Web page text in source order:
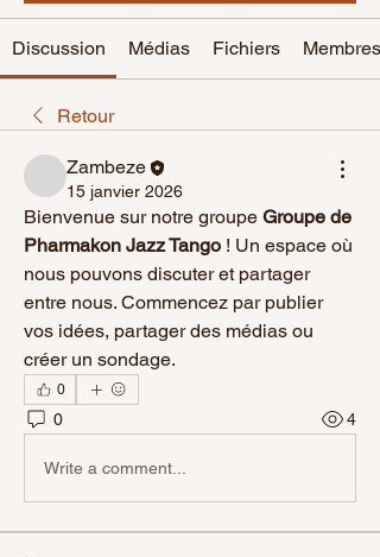
Discussion Médias Fichiers Membres
Retour
Zambeze
15 janvier 2026
Bienvenue sur notre groupe Groupe de
Pharmakon Jazz Tango ! Un espace où
nous pouvons discuter et partager
entre nous. Commencez par publier
vos idées, partager des médias ou
créer un sondage.
0
0 4
Write a comment...